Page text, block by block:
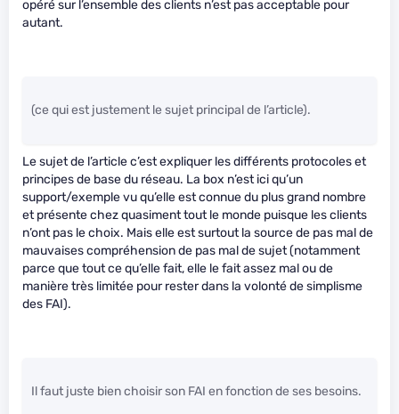
opéré sur l’ensemble des clients n’est pas acceptable pour
autant.
(ce qui est justement le sujet principal de l’article).
Le sujet de l’article c’est expliquer les différents protocoles et
principes de base du réseau. La box n’est ici qu’un
support/exemple vu qu’elle est connue du plus grand nombre
et présente chez quasiment tout le monde puisque les clients
n’ont pas le choix. Mais elle est surtout la source de pas mal de
mauvaises compréhension de pas mal de sujet (notamment
parce que tout ce qu’elle fait, elle le fait assez mal ou de
manière très limitée pour rester dans la volonté de simplisme
des FAI).
Il faut juste bien choisir son FAI en fonction de ses besoins.